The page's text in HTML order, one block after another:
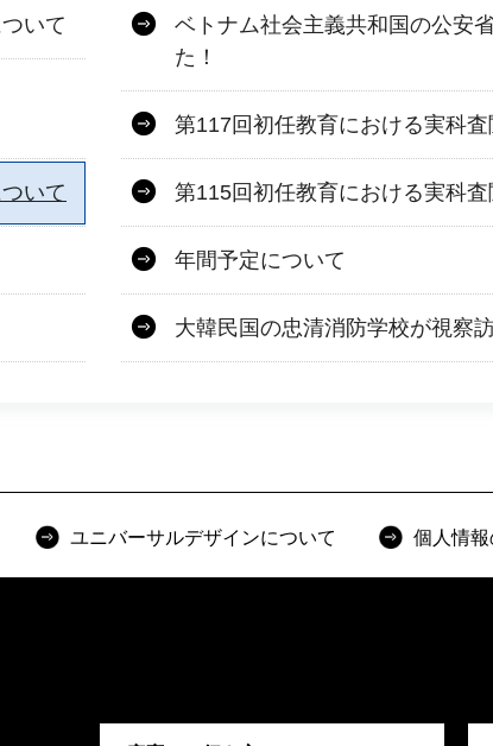
いて
ベトナム社会主義共和国の公安
た！
第117回初任教育における実科
いて 第115回初任教育における実科
年間予定について
大韓民国の忠清消防学校が視察
ユニバーサルデザインについて 個人情